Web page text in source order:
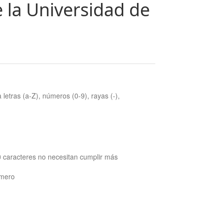
Universidad de
(a-Z), números (0-9), rayas (-),
no necesitan cumplir más